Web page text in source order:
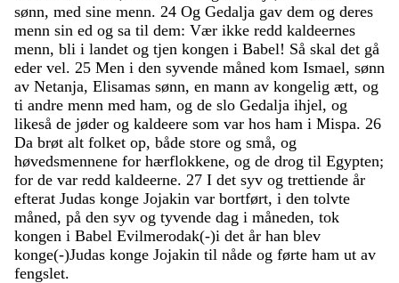
sønn, med sine menn. 24 Og Gedalja gav dem og deres
menn sin ed og sa til dem: Vær ikke redd kaldeernes
menn, bli i landet og tjen kongen i Babel! Så skal det gå
eder vel. 25 Men i den syvende måned kom Ismael, sønn
av Netanja, Elisamas sønn, en mann av kongelig ætt, og
ti andre menn med ham, og de slo Gedalja ihjel, og
likeså de jøder og kaldeere som var hos ham i Mispa. 26
Da brøt alt folket op, både store og små, og
høvedsmennene for hærflokkene, og de drog til Egypten;
for de var redd kaldeerne. 27 I det syv og trettiende år
efterat Judas konge Jojakin var bortført, i den tolvte
måned, på den syv og tyvende dag i måneden, tok
kongen i Babel Evilmerodak(-)i det år han blev
konge(-)Judas konge Jojakin til nåde og førte ham ut av
fengslet.